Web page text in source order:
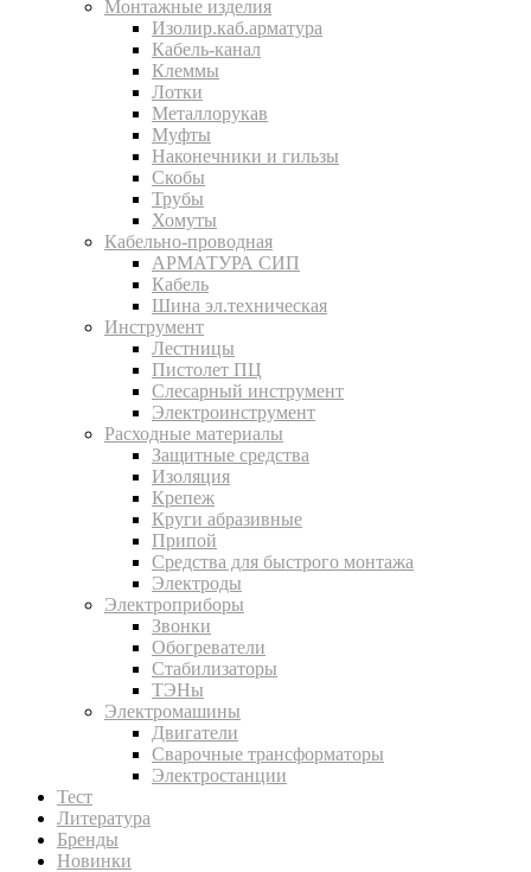
Монтажные изделия
Изолир.каб.арматура
Кабель-канал
Клеммы
Лотки
Металлорукав
Муфты
Наконечники и гильзы
Скобы
Трубы
Хомуты
Кабельно-проводная
АРМАТУРА СИП
Кабель
Шина эл.техническая
Инструмент
Лестницы
Пистолет ПЦ
Слесарный инструмент
Электроинструмент
Расходные материалы
Защитные средства
Изоляция
Крепеж
Круги абразивные
Припой
Средства для быстрого монтажа
Электроды
Электроприборы
Звонки
Обогреватели
Стабилизаторы
ТЭНы
Электромашины
Двигатели
Сварочные трансформаторы
Электростанции
Тест
Литература
Бренды
Новинки